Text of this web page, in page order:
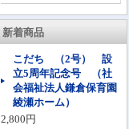
新着商品
こだち （2号） 設
立5周年記念号 （社
会福祉法人鎌倉保育園
綾瀬ホーム）
2,800円